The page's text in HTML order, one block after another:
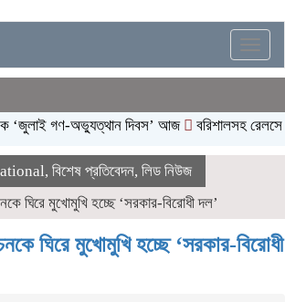
গণ-অভ্যুত্থান দিবস’ আজ
বরিশালসহ রেলসেবা
, বিশেষ প্রতিবেদন, লিড নিউজ
ঘিরে মুখোমুখি হচ্ছে ‘সরকার-বিরোধী দল’
ঘিরে মুখোমুখি হচ্ছে ‘সরকার-বিরোধী